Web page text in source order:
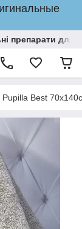
препарати для
Pupilla Best